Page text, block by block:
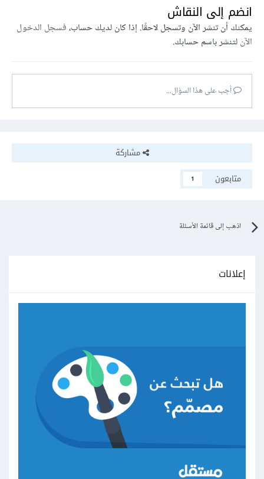
انضم إلى النقاش
يمكنك أن تنشر الآن وتسجل لاحقًا. إذا كان لديك حساب،فسجل الدخول
الآنلتنشر باسم حسابك.
أجب على هذا السؤال...
مشاركة
متابعون
1
اذهب إلى قائمة الأسئلة
إعلانات